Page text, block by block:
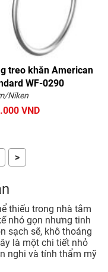
treo khăn American
WF-0290
Niken
VND
>
thiếu trong nhà tắm
nhỏ gọn nhưng tinh
sạch sẽ, khô thoáng
là một chi tiết nhỏ
nghi và tính thẩm mỹ